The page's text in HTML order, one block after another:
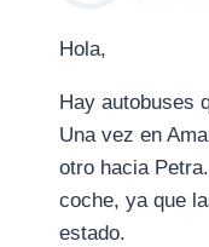
Hola,
Hay autobuses
Una vez en
otro hacia
coche, ya que
estado.